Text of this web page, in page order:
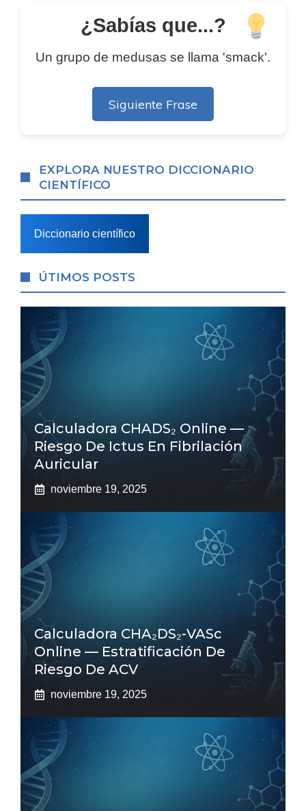
¿Sabías que...?
Un grupo de medusas se llama 'smack'.
Siguiente Frase
EXPLORA NUESTRO DICCIONARIO
CIENTÍFICO
Diccionario científico
ÚTIMOS POSTS
Calculadora CHADS₂ Online —
Riesgo De Ictus En Fibrilación
Auricular
noviembre 19, 2025
Calculadora CHA₂DS₂-VASc
Online — Estratificación De
Riesgo De ACV
noviembre 19, 2025